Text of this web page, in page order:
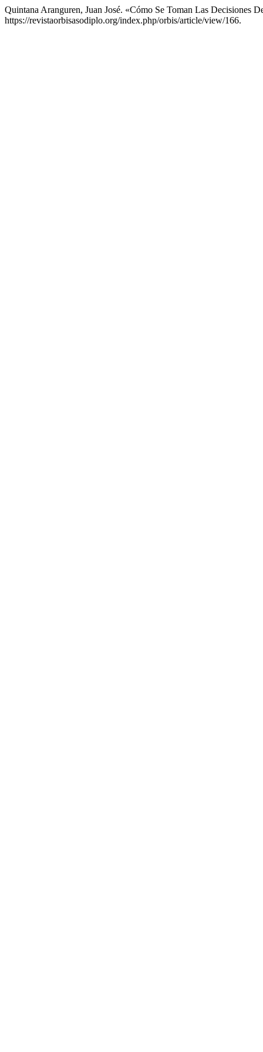
Quintana Aranguren, Juan José. «Cómo Se Toman Las Decisiones
https://revistaorbisasodiplo.org/index.php/orbis/article/view/166.